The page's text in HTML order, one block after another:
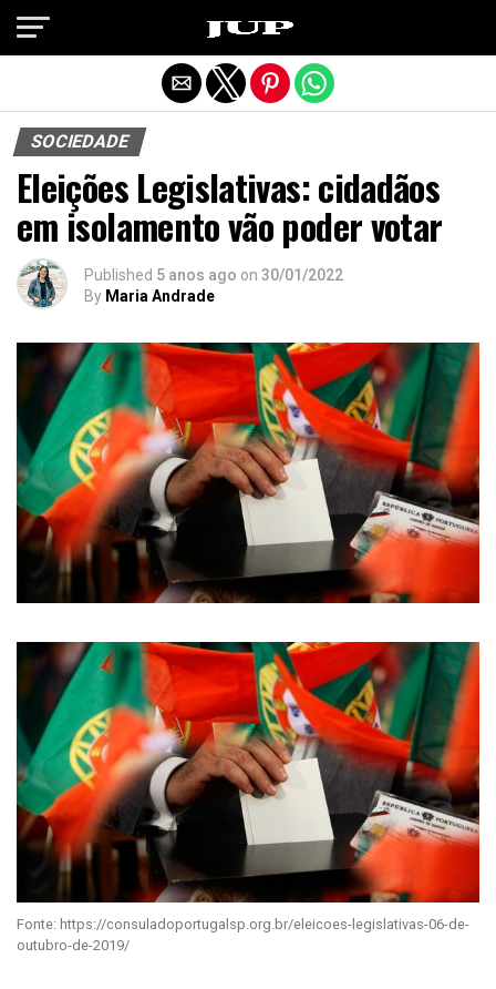
SOCIEDADE
Eleições Legislativas: cidadãos
em isolamento vão poder votar
Published 5 anos ago on 30/01/2022
By Maria Andrade
Fonte: https://consuladoportugalsp.org.br/eleicoes-legislativas-06-de-
outubro-de-2019/
Exit mobile version